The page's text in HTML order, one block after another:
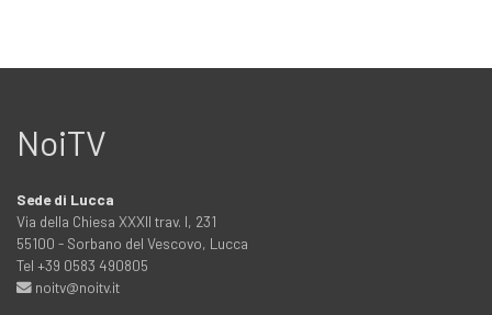
NoiTV
Sede di Lucca
Via della Chiesa XXXII trav. I, 231
55100 - Sorbano del Vescovo, Lucca
Tel +39 0583 490805
noitv@noitv.it